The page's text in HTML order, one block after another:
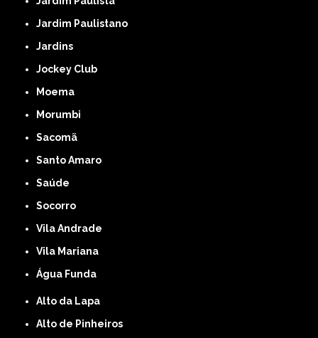
Jardim Paulistano
Jardins
Jockey Club
Moema
Morumbi
Sacomã
Santo Amaro
Saúde
Socorro
Vila Andrade
Vila Mariana
Água Funda
Alto da Lapa
Alto de Pinheiros